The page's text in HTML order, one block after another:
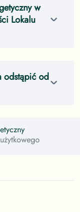
w
Lokalu
odstąpić od